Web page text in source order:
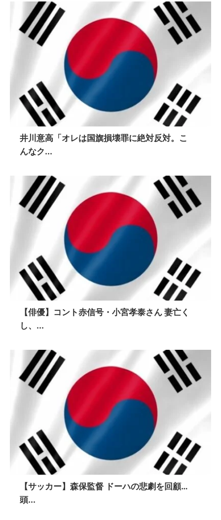
井川意高「オレは国旗損壊罪に絶対反対。こ
んなク...
【俳優】コント赤信号・小宮孝泰さん 妻亡く
し、...
【サッカー】森保監督 ドーハの悲劇を回顧…
頭...